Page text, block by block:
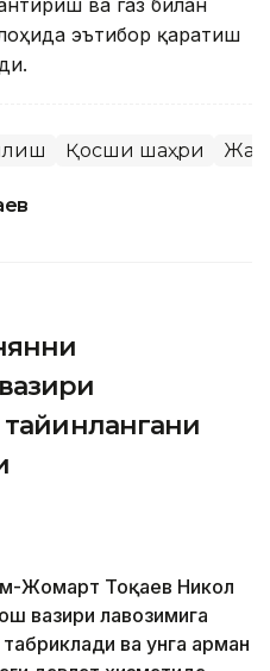
ва газ билан
эътибор қаратиш
Қосши шаҳри
Жомарт Тоқаев Никол
вазири лавозимига
ва унга арман